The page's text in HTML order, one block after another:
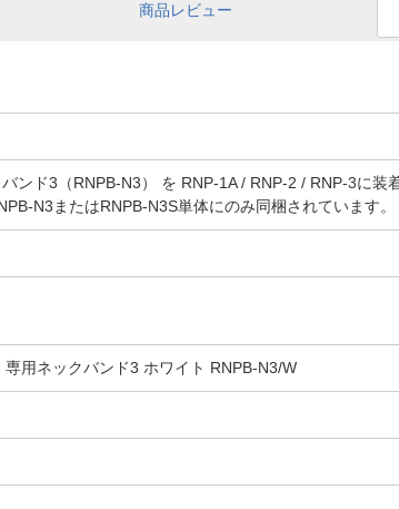
商品レビュー
ド3（RNPB-N3） を RNP-1A / RNP-2 / RNP-3に装
N3またはRNPB-N3S単体にのみ同梱されています。
用ネックバンド3 ホワイト RNPB-N3/W